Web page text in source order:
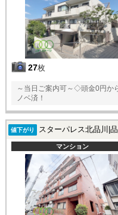
27枚
～当日ご案内可～◇頭金0円か
ノベ済！
値下がり スターパレス北品川|
マンション